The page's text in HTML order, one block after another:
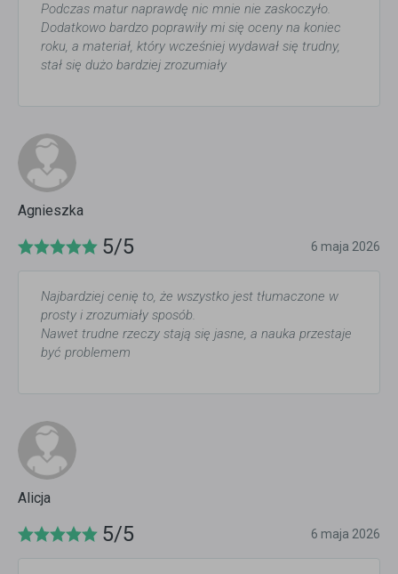
Podczas matur naprawdę nic mnie nie zaskoczyło.
Dodatkowo bardzo poprawiły mi się oceny na koniec
roku, a materiał, który wcześniej wydawał się trudny,
stał się dużo bardziej zrozumiały
Agnieszka
5/5 6 maja 2026
Najbardziej cenię to, że wszystko jest tłumaczone w
prosty i zrozumiały sposób.
Nawet trudne rzeczy stają się jasne, a nauka przestaje
być problemem
Alicja
5/5 6 maja 2026